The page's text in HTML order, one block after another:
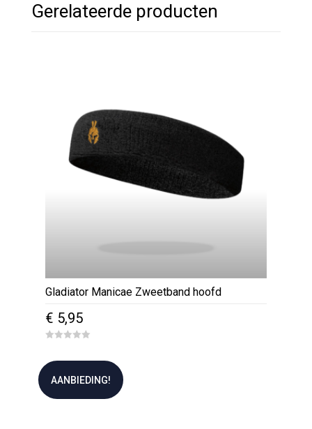
Gerelateerde producten
Gladiator Manicae Zweetband hoofd
€ 5,95
u
5
AANBIEDING!